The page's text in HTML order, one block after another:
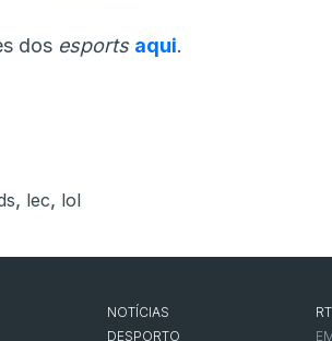
dos esports aqui.
, lec, lol
NOTÍCIAS
DESPORTO